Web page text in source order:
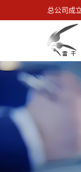
总公司成